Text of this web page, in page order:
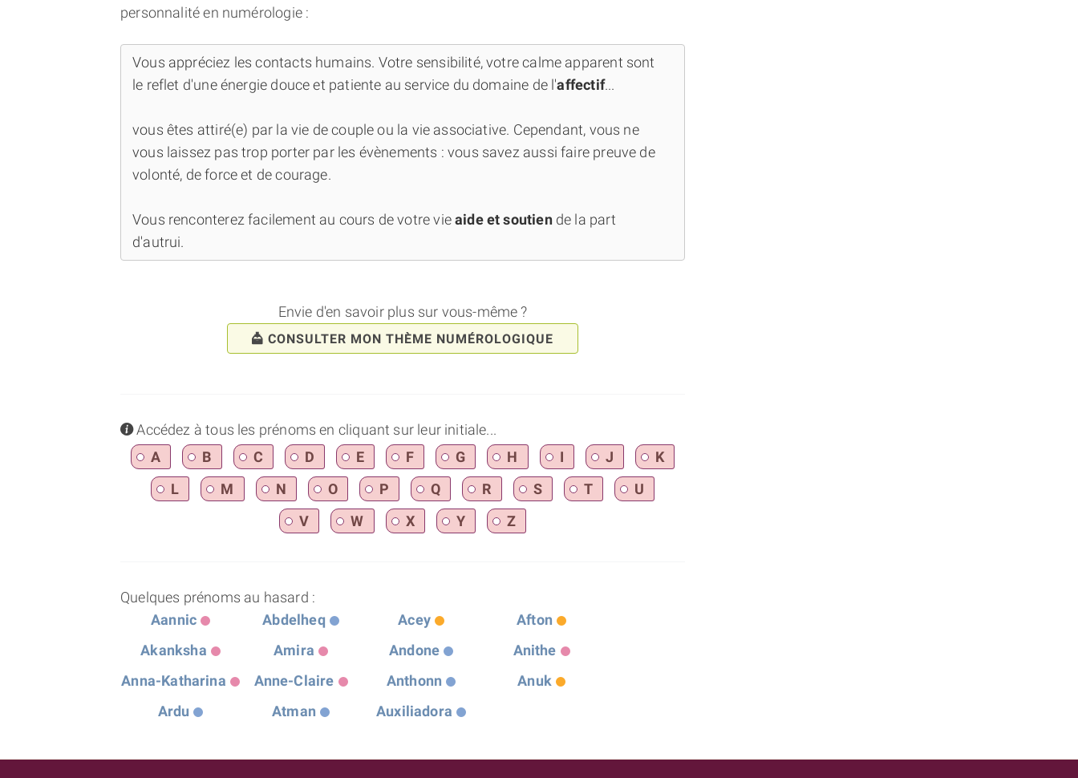
personnalité en numérologie :
Vous appréciez les contacts humains. Votre sensibilité, votre calme apparent sont
le reflet d'une énergie douce et patiente au service du domaine de l'affectif...
vous êtes attiré(e) par la vie de couple ou la vie associative. Cependant, vous ne
vous laissez pas trop porter par les évènements : vous savez aussi faire preuve de
volonté, de force et de courage.
Vous renconterez facilement au cours de votre vieaide et soutiende la part
d'autrui.
Envie d'en savoir plus sur vous-même ?
CONSULTER MON THÈME NUMÉROLOGIQUE
infoAccédez à tous les prénoms en cliquant sur leur initiale...
A
B C D E F G H I J
K
L
M N O P Q R S T
U
V
W X Y Z
Quelques prénoms au hasard :
Aannic
Abdelheq Acey
Afton
Akanksha
Amira Andone
Anithe
Anna-Katharina
Anne-Claire Anthonn
Anuk
Ardu
Atman Auxiliadora